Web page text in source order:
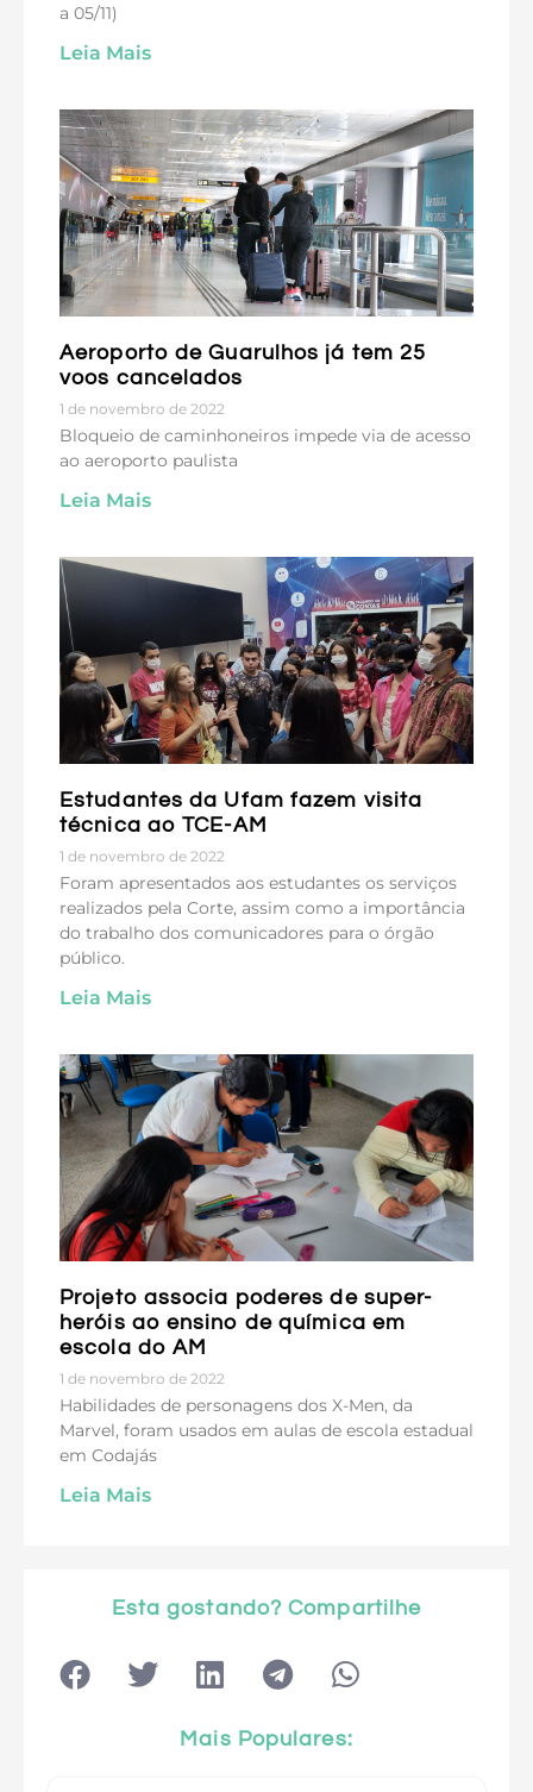
a 05/11)
Leia Mais
Aeroporto de Guarulhos já tem 25
voos cancelados
1 de novembro de 2022
Bloqueio de caminhoneiros impede via de acesso
ao aeroporto paulista
Leia Mais
Estudantes da Ufam fazem visita
técnica ao TCE-AM
1 de novembro de 2022
Foram apresentados aos estudantes os serviços
realizados pela Corte, assim como a importância
do trabalho dos comunicadores para o órgão
público.
Leia Mais
Projeto associa poderes de super-
heróis ao ensino de química em
escola do AM
1 de novembro de 2022
Habilidades de personagens dos X-Men, da
Marvel, foram usados em aulas de escola estadual
em Codajás
Leia Mais
Esta gostando? Compartilhe
Mais Populares: